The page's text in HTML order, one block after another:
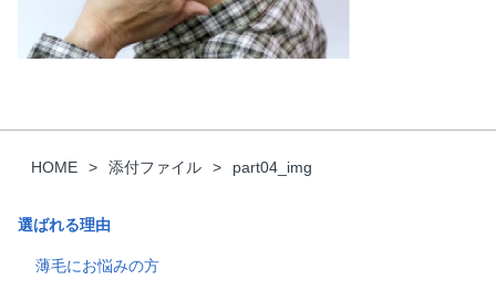
HOME 添付ファイル part04_img
選ばれる理由
薄毛にお悩みの方